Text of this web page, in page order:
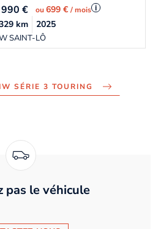
990€ ou699 €/ mois i
SAINT-LÔ
km 2025
SÉRIE 3 TOURING
pas le véhicule